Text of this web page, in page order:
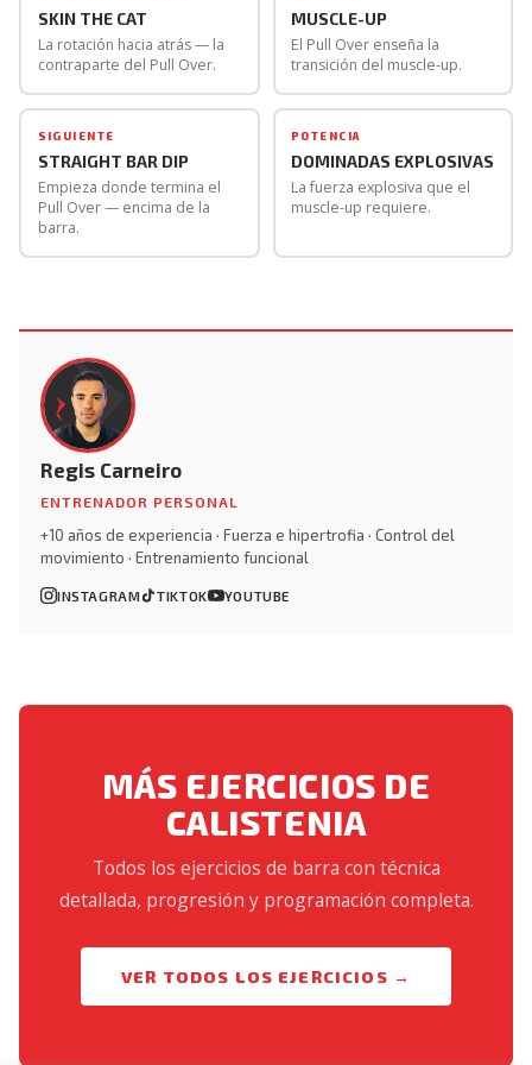
empuje (Straight Bar Dip). Es la forma más pedagógica
de aprender el muscle-up cuando todavía no se puede
hacer el movimiento completo encadenado.
SKIN THE CAT
La rotación hacia atrás — la
contraparte del Pull Over.
MUSCLE-UP
El Pull Over enseña la
transición del muscle-up.
SIGUIENTE
STRAIGHT BAR DIP
Empieza donde termina el
Pull Over — encima de la
barra.
POTENCIA
DOMINADAS EXPLOSIVAS
La fuerza explosiva que el
muscle-up requiere.
Regis Carneiro
ENTRENADOR PERSONAL
+10 años de experiencia · Fuerza e hipertrofia · Control del
movimiento · Entrenamiento funcional
INSTAGRAM TIKTOK YOUTUBE
MÁS EJERCICIOS DE
CALISTENIA
Todos los ejercicios de barra con técnica
detallada, progresión y programación completa.
VER TODOS LOS EJERCICIOS →